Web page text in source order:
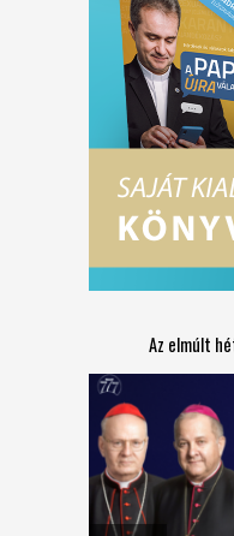
Az elmúlt